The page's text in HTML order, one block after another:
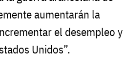
aumentarán la
el desempleo y
Unidos”.